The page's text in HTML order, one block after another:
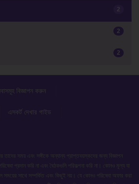
2
2
2
বিজ্ঞাপন করুন
এসকর্ট দেখার গাইড
সময় এবং সঙ্গীকে অন্যান্য প্রাপ্তবয়স্কদের জন্য বিজ্ঞাপন
প্রদান করি না এবং বৈঠকগুলি পরিকল্পনা করি না। কোনও মূল্য যা
সময়ের সাথে সম্পর্কিত এবং কিছুই নয়। যে কোনও পরিষেবা অফার করা